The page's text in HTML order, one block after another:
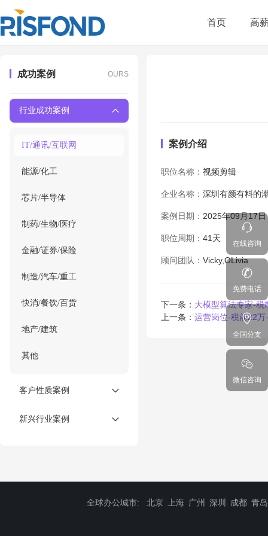
首页 高
成功案例 OURS
行业成功案例
IT/通讯/互联网
能源/化工
芯片/半导体
制药/生物/医疗
金融/证券/保险
制造/汽车/重工
快消/餐饮/百货
地产/建筑
其他
客户性质案例
新兴行业案例
案例介绍
职位名称： 视频剪辑
企业名称： 深圳有颜有料的
案例日期： 2025年09月17日
职位周期： 41天
顾问团队： Vicky,OLivia
下一条： 大模型算法专家-税
上一条： 运营岗位-税前22
全球办公城市: 北京 上海 广州 深圳 成都 青岛
在线咨询
免费电话
全国分支
微信咨询